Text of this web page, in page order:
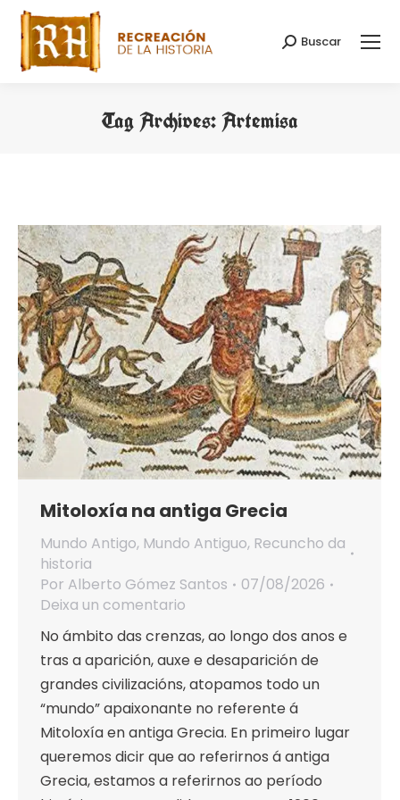
Search:
Buscar
Tag Archives:Artemisa
Mitoloxía na antiga Grecia
Mundo Antigo, Mundo Antiguo, Recuncho da
historia
Por Alberto Gómez Santos
07/08/2026
Deixa un comentario
No ámbito das crenzas, ao longo dos anos e
tras a aparición, auxe e desaparición de
grandes civilizacións, atopamos todo un
“mundo” apaixonante no referente á
Mitoloxía en antiga Grecia. En primeiro lugar
queremos dicir que ao referirnos á antiga
Grecia, estamos a referirnos ao período